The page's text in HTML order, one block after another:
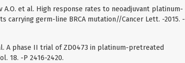
A.O. et al. High response rates to neoadjuvant platinum-
carrying germ-line BRCA mutation//Cancer Lett. -2015. -
A phase II trial of ZD0473 in platinum-pretreated
18. -Р 2416-2420.